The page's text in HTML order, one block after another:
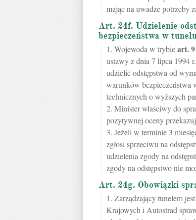
mając na uwadze potrzeby
Art. 24f. Udzielenie
bezpieczeństwa w
1. Wojewoda w trybieart.9
ustawy z dnia 7 lipca 1994
udzielić odstępstwa od
warunków bezpieczeństwa
technicznych o wyższych
2. Minister właściwy do
pozytywnej oceny
3. Jeżeli w terminie 3
zgłosi sprzeciwu na
udzielenia zgody na
zgody na odstępstwo nie
Art. 24g. Obowiązki
1. Zarządzający tunelem
Krajowych i Autostrad